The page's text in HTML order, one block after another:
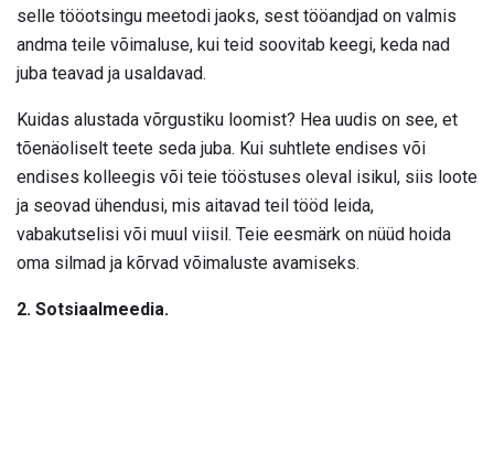
selle tööotsingu meetodi jaoks, sest tööandjad on valmis
andma teile võimaluse, kui teid soovitab keegi, keda nad
juba teavad ja usaldavad.
Kuidas alustada võrgustiku loomist? Hea uudis on see, et
tõenäoliselt teete seda juba. Kui suhtlete endises või
endises kolleegis või teie tööstuses oleval isikul, siis loote
ja seovad ühendusi, mis aitavad teil tööd leida,
vabakutselisi või muul viisil. Teie eesmärk on nüüd hoida
oma silmad ja kõrvad võimaluste avamiseks.
2. Sotsiaalmeedia.